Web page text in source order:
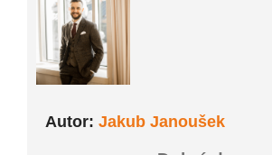
Autor: Jakub Janoušek